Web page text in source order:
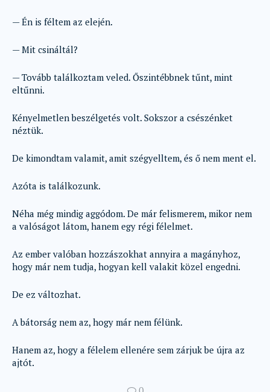
— Én is féltem az elején.
— Mit csináltál?
— Tovább találkoztam veled. Őszintébbnek tűnt, mint
eltűnni.
Kényelmetlen beszélgetés volt. Sokszor a csészénket
néztük.
De kimondtam valamit, amit szégyelltem, és ő nem ment el.
Azóta is találkozunk.
Néha még mindig aggódom. De már felismerem, mikor nem
a valóságot látom, hanem egy régi félelmet.
Az ember valóban hozzászokhat annyira a magányhoz,
hogy már nem tudja, hogyan kell valakit közel engedni.
De ez változhat.
A bátorság nem az, hogy már nem félünk.
Hanem az, hogy a félelem ellenére sem zárjuk be újra az
ajtót.